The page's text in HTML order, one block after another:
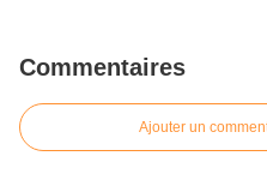
Commentaires
Ajouter un